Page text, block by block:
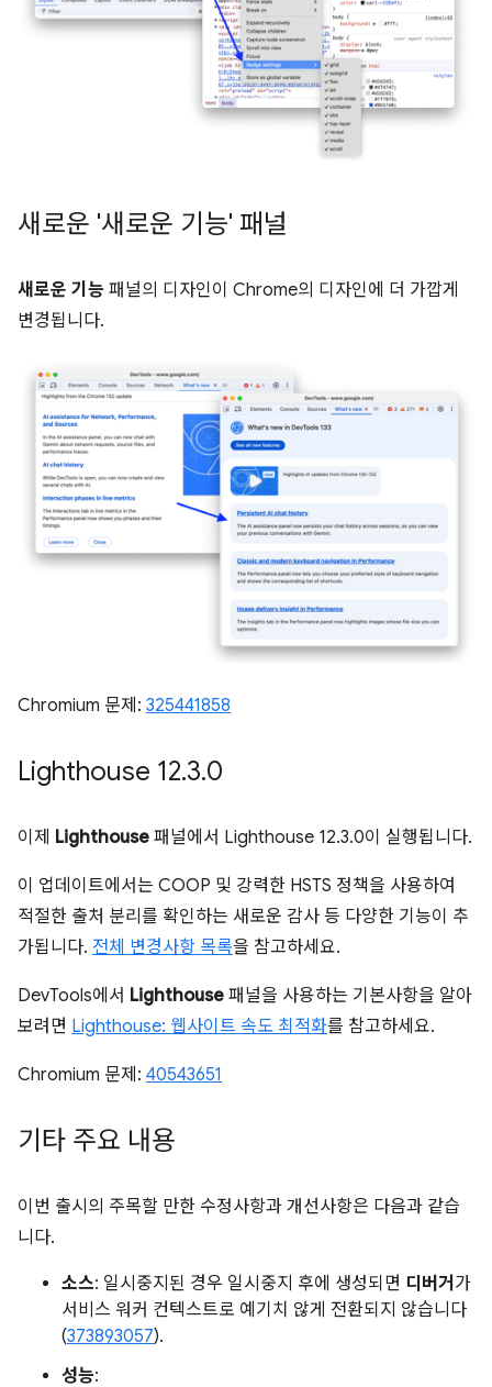
새로운 '새로운 기능' 패널
새로운 기능 패널의 디자인이 Chrome의 디자인에 더 가깝게
변경됩니다.
Chromium 문제: 325441858
Lighthouse 12.3.0
이제 Lighthouse 패널에서 Lighthouse 12.3.0이 실행됩니다.
이 업데이트에서는 COOP 및 강력한 HSTS 정책을 사용하여
적절한 출처 분리를 확인하는 새로운 감사 등 다양한 기능이 추
가됩니다. 전체 변경사항 목록을 참고하세요.
DevTools에서 Lighthouse 패널을 사용하는 기본사항을 알아
보려면 Lighthouse: 웹사이트 속도 최적화를 참고하세요.
Chromium 문제: 40543651
기타 주요 내용
이번 출시의 주목할 만한 수정사항과 개선사항은 다음과 같습
니다.
소스: 일시중지된 경우 일시중지 후에 생성되면 디버거 가
서비스 워커 컨텍스트로 예기치 않게 전환되지 않습니다
(373893057).
성능: